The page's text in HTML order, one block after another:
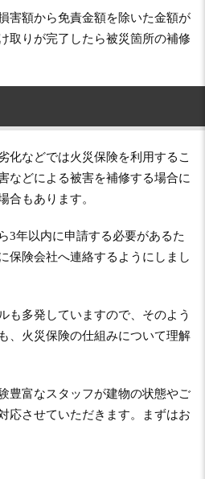
害額から免責金額を除いた金額が
取りが完了したら被災箇所の補修
化などでは火災保険を利用するこ
などによる被害を補修する場合に
合もあります。
3年以内に申請する必要があるた
保険会社へ連絡するようにしまし
も多発していますので、そのよう
、火災保険の仕組みについて理解
豊富なスタッフが建物の状態やご
応させていただきます。まずはお